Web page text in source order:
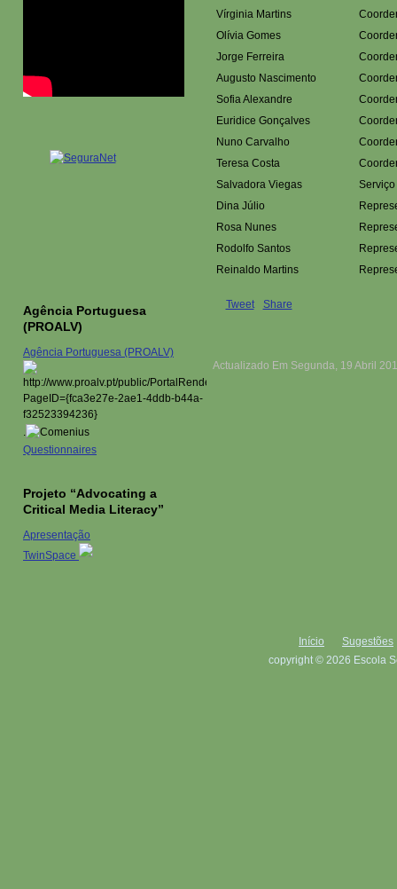
Vírginia Martins
Olívia Gomes
Jorge Ferreira
Augusto Nascimento
Sofia Alexandre
Euridice Gonçalves
Nuno Carvalho
Teresa Costa
Salvadora Viegas
Dina Júlio
Rosa Nunes
Rodolfo Santos
Reinaldo Martins
Tweet Share
Actualizado Em Segunda, 19 Abril
Agência Portuguesa
(PROALV)
Agência Portuguesa (PROALV)
.
Questionnaires
Projeto “Advocating a
Critical Media Literacy”
Apresentação
TwinSpace
Início
Sugestões
copyright © 2026 Escola